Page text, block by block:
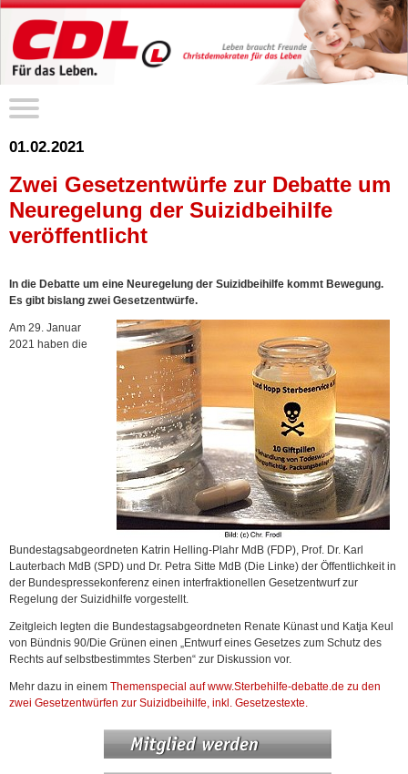
01.02.2021
Zwei Gesetzentwürfe zur Debatte um
Neuregelung der Suizidbeihilfe
veröffentlicht
In die Debatte um eine Neuregelung der Suizidbeihilfe kommt Bewegung.
Es gibt bislang zwei Gesetzentwürfe.
Am 29. Januar
2021 haben die
Bundestagsabgeordneten Katrin Helling-Plahr MdB (FDP), Prof. Dr. Karl
Lauterbach MdB (SPD) und Dr. Petra Sitte MdB (Die Linke) der Öffentlichkeit in
der Bundespressekonferenz einen interfraktionellen Gesetzentwurf zur
Regelung der Suizidhilfe vorgestellt.
Zeitgleich legten die Bundestagsabgeordneten Renate Künast und Katja Keul
von Bündnis 90/Die Grünen einen „Entwurf eines Gesetzes zum Schutz des
Rechts auf selbstbestimmtes Sterben“ zur Diskussion vor.
Mehr dazu in einem Themenspecial auf www.Sterbehilfe-debatte.de zu den
zwei Gesetzentwürfen zur Suizidbeihilfe, inkl. Gesetzestexte.